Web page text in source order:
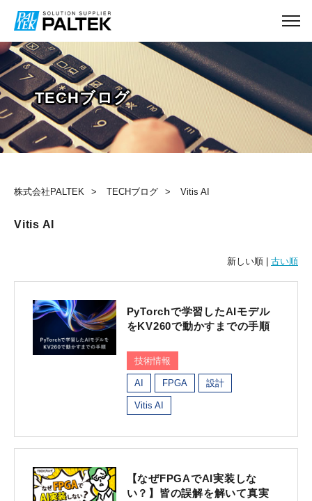
株式会社PALTEK TECHブログ Vitis AI
TECHブログ
Vitis AI
新しい順 | 古い順
PyTorchで学習したAIモデル
をKV260で動かすまでの手順
技術情報
AI FPGA 設計
Vitis AI
【なぜFPGAでAI実装しな
い？】皆の誤解を解いて真実